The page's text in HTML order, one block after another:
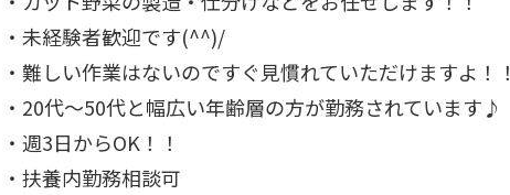
・未経験者歓迎です(^^)/
・難しい作業はないのですぐ見慣れていただけますよ！！
・20代～50代と幅広い年齢層の方が勤務されています♪
・週3日からOK！！
・扶養内勤務相談可